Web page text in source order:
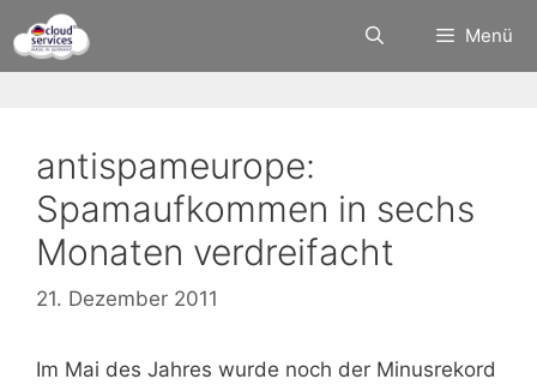
Inhalt
springen
Menü
antispameurope:
Spamaufkommen in sechs
Monaten verdreifacht
21. Dezember 2011
Im Mai des Jahres wurde noch der Minusrekord